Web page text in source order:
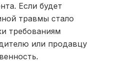
Если будет
травмы стало
требованиям
или продавцу